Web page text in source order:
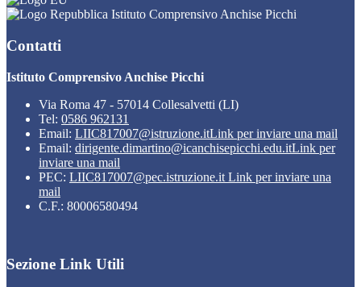
Istituto Comprensivo Anchise Picchi
Contatti
Istituto Comprensivo Anchise Picchi
Via Roma 47 - 57014 Collesalvetti (LI)
Tel: 0586 962131
Email: LIIC817007@istruzione.itLink per inviare una mail
Email: dirigente.dimartino@icanchisepicchi.edu.itLink per
inviare una mail
PEC: LIIC817007@pec.istruzione.it Link per inviare una
mail
C.F.: 80006580494
Sezione Link Utili